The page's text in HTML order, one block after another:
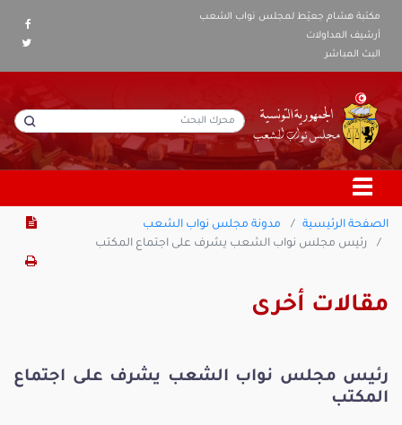
مكتبة هشام جعيّط لمجلس نواب الشعب
أرشيف المداولات
البث المباشر
الصفحة الرئيسية
مدونة مجلس نواب الشعب
رئيس مجلس نواب الشعب يشرف على اجتماع المكتب
مقالات أخرى
رئيس مجلس نواب الشعب يشرف على اجتماع
المكتب